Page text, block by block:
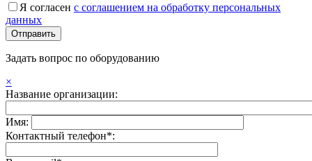
Я согласен с соглашением на обработку персональных
данных
Задать вопрос по оборудованию
×
Название организации:
Имя:
Контактный телефон*: